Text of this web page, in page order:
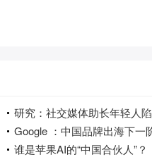
研究：社交媒体助长年轻人
Google ：中国品牌出海下一
谁是苹果AI的“中国合伙人”？